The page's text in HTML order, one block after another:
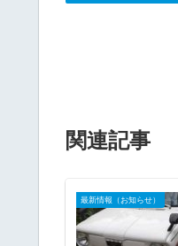
関連記事
最新情報（お知らせ）